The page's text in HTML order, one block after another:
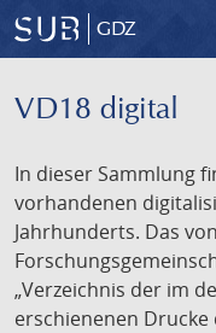
GDZ
VD18 digital
In dieser Sammlung
vorhandenen
Jahrhunderts. Das
„Verzeichnis der im
erschienenen Drucke